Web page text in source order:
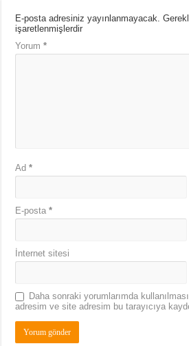
E-posta adresiniz yayınlanmayacak.
işaretlenmişlerdir
Yorum*
Ad*
E-posta*
İnternet sitesi
Daha sonraki yorumlarımda
adresim ve site adresim bu tarayıcıya